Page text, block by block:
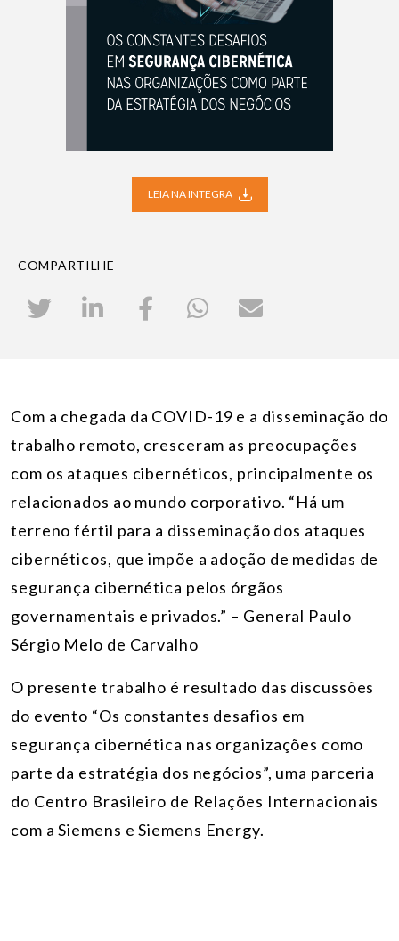
LEIA NA INTEGRA
COMPARTILHE
Com a chegada da COVID-19 e a disseminação do
trabalho remoto, cresceram as preocupações
com os ataques cibernéticos, principalmente os
relacionados ao mundo corporativo. “Há um
terreno fértil para a disseminação dos ataques
cibernéticos, que impõe a adoção de medidas de
segurança cibernética pelos órgãos
governamentais e privados.” – General Paulo
Sérgio Melo de Carvalho
O presente trabalho é resultado das discussões
do evento “Os constantes desafios em
segurança cibernética nas organizações como
parte da estratégia dos negócios”, uma parceria
do Centro Brasileiro de Relações Internacionais
com a Siemens e Siemens Energy.